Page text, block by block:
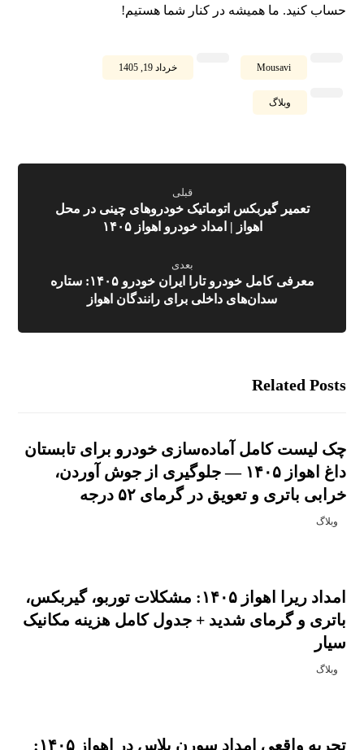
حساب کنید. ما همیشه در کنار شما هستیم!
Mousavi خرداد 19, 1405
وبلاگ
قبلی
تعمیر گیربکس اتوماتیک خودروهای چینی در محل
اهواز | امداد خودرو اهواز ۱۴۰۵
بعدی
معرفی کامل خودرو تارا ایران خودرو ۱۴۰۵: ستاره
سدان‌های داخلی برای رانندگان اهواز
Related Posts
چک لیست کامل آماده‌سازی خودرو برای تابستان
داغ اهواز ۱۴۰۵ — جلوگیری از جوش آوردن،
خرابی باتری و تعویق در گرمای ۵۲ درجه
وبلاگ
امداد ریرا اهواز ۱۴۰۵: مشکلات توربو، گیربکس،
باتری و گرمای شدید + جدول کامل هزینه مکانیک
سیار
وبلاگ
تجربه واقعی امداد سورن پلاس در اهواز ۱۴۰۵: